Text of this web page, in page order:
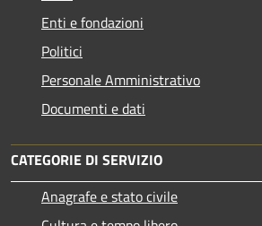
Enti e fondazioni
Politici
Personale Amministrativo
Documenti e dati
CATEGORIE DI SERVIZIO
Anagrafe e stato civile